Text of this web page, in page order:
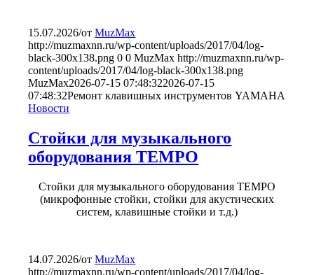
15.07.2026/отMuzMax
http://muzmaxnn.ru/wp-content/uploads/2017/04/log-
black-300x138.png 0 0 MuzMax http://muzmaxnn.ru/wp-
content/uploads/2017/04/log-black-300x138.png
MuzMax2026-07-15 07:48:322026-07-15
07:48:32Ремонт клавишных инструментов YAMAHA
Новости
Стойки для музыкального
оборудования TEMPO
Стойки для музыкального оборудования TEMPO
(микрофонные стойки, стойки для акустических
систем, клавишные стойки и т.д.)
14.07.2026/отMuzMax
http://muzmaxnn.ru/wp-content/uploads/2017/04/log-